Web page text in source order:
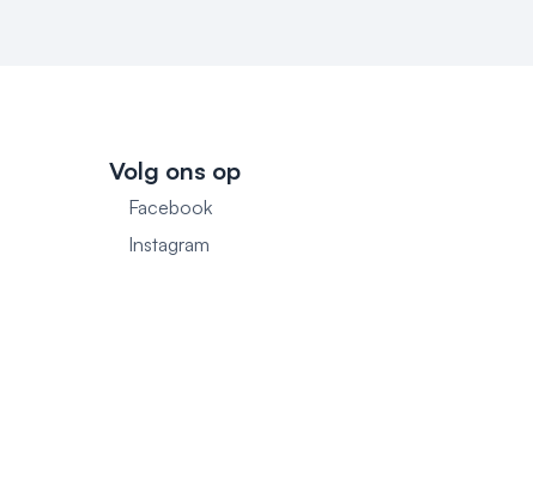
Volg ons op
Facebook
Instagram